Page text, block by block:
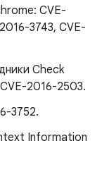
CVE-
3743, CVE-
Check
2016-2503.
3752.
Information